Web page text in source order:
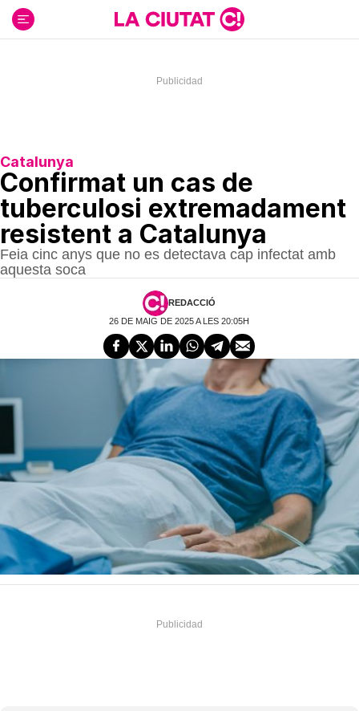
contenido
Catalunya
Confirmat un cas de
tuberculosi extremadament
resistent a Catalunya
Feia cinc anys que no es detectava cap infectat amb
aquesta soca
REDACCIÓ
26 DE MAIG DE 2025 A LES 20:05H